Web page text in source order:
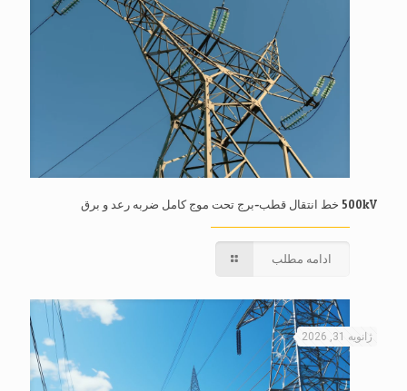
500kV خط انتقال قطب-برج تحت موج کامل ضربه رعد و برق
ادامه مطلب
ژانویه 31, 2026